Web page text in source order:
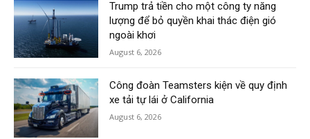
Trump trả tiền cho một công ty năng
lượng để bỏ quyền khai thác điện gió
ngoài khơi
August 6, 2026
Công đoàn Teamsters kiện về quy định
xe tải tự lái ở California
August 6, 2026